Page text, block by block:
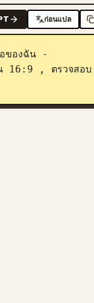
ก่อนแปล
อของฉัน -
16:9 , ตรวจสอบ